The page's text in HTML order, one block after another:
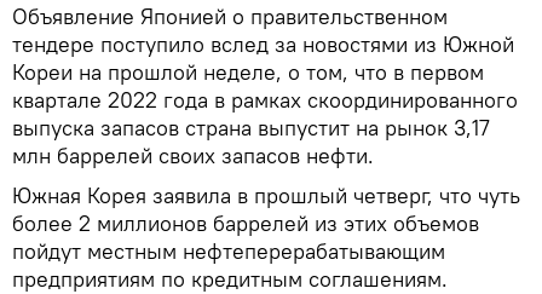
Объявление Японией о правительственном
тендере поступило вслед за новостями из Южной
Кореи на прошлой неделе, о том, что в первом
квартале 2022 года в рамках скоординированного
выпуска запасов страна выпустит на рынок 3,17
млн баррелей своих запасов нефти.
Южная Корея заявила в прошлый четверг, что чуть
более 2 миллионов баррелей из этих объемов
пойдут местным нефтеперерабатывающим
предприятиям по кредитным соглашениям.